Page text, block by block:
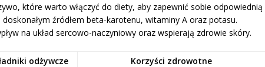
które warto włączyć do diety, aby zapewnić sobie odpowiednią
źródłem beta-karotenu, witaminy A oraz potasu.
na układ sercowo-naczyniowy oraz wspierają zdrowie skóry.
odżywcze
Korzyści zdrowotne